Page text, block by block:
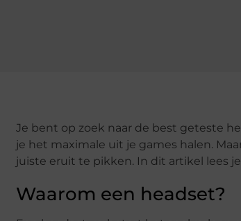
Je bent op zoek naar de best geteste
je het maximale uit je games halen.
juiste eruit te pikken. In dit artikel lees
Waarom een headset?